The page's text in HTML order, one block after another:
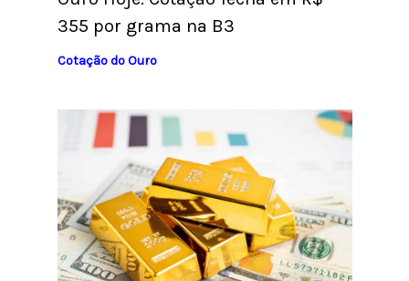
355 por grama na B3
Cotação do Ouro